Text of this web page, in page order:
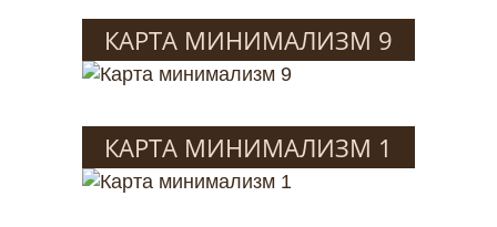
КАРТА МИНИМАЛИЗМ 9
КАРТА МИНИМАЛИЗМ 1